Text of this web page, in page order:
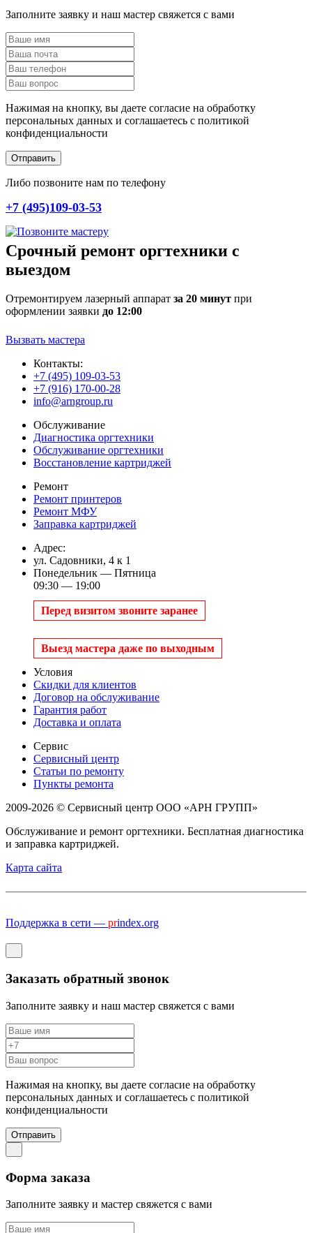
Заполните заявку и наш мастер свяжется с вами
Нажимая на кнопку, вы даете согласие на обработку
персональных данных и соглашаетесь c политикой
конфиденциальности
Отправить
Либо позвоните нам по телефону
+7 (495)109-03-53
Срочный ремонт оргтехники с
выездом
Отремонтируем лазерный аппарат за 20 минут при
оформлении заявки до 12:00
Вызвать мастера
Контакты:
+7 (495) 109-03-53
+7 (916) 170-00-28
info@arngroup.ru
Обслуживание
Диагностика оргтехники
Обслуживание оргтехники
Восстановление картриджей
Ремонт
Ремонт принтеров
Ремонт МФУ
Заправка картриджей
Адрес:
ул. Садовники, 4 к 1
Понедельник — Пятница
09:30 — 19:00
Перед визитом звоните заранее
Выезд мастера даже по выходным
Условия
Скидки для клиентов
Договор на обслуживание
Гарантия работ
Доставка и оплата
Сервис
Сервисный центр
Статьи по ремонту
Пункты ремонта
2009-2026 © Сервисный центр ООО «АРН ГРУПП»
Обслуживание и ремонт оргтехники. Бесплатная диагностика
и заправка картриджей.
Карта сайта
Поддержка в сети — prindex.org
Заказать обратный звонок
Заполните заявку и наш мастер свяжется с вами
Нажимая на кнопку, вы даете согласие на обработку
персональных данных и соглашаетесь c политикой
конфиденциальности
Отправить
Форма заказа
Заполните заявку и мастер свяжется с вами